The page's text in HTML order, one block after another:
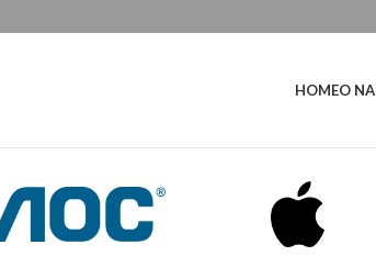
HOMEO